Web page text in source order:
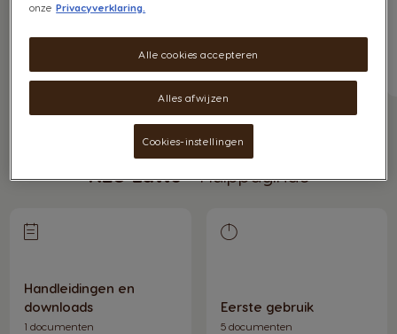
NEO Latte- Hulppagina's
Handleidingen en
downloads
1 documenten
Eerste gebruik
5 documenten
onze Privacyverklaring.
Alles afwijzen
Alle cookies accepteren
Cookies-instellingen